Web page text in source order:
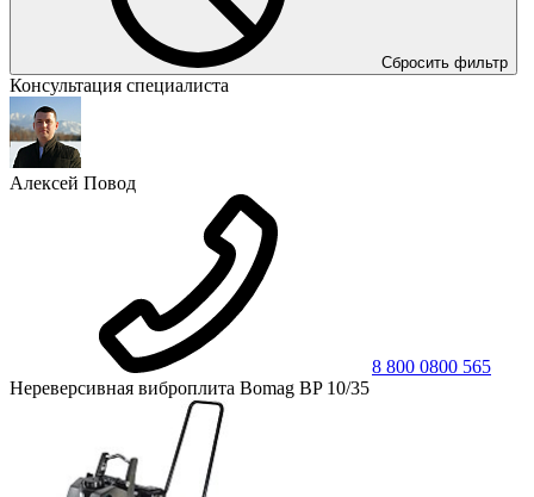
Сбросить фильтр
Консультация специалиста
Алексей Повод
8 800 0800 565
Нереверсивная виброплита Bomag BP 10/35